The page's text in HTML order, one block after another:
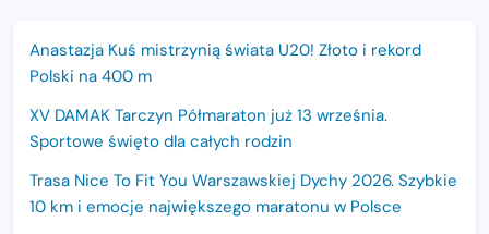
Anastazja Kuś mistrzynią świata U20! Złoto i rekord
Polski na 400 m
XV DAMAK Tarczyn Półmaraton już 13 września.
Sportowe święto dla całych rodzin
Trasa Nice To Fit You Warszawskiej Dychy 2026. Szybkie
10 km i emocje największego maratonu w Polsce